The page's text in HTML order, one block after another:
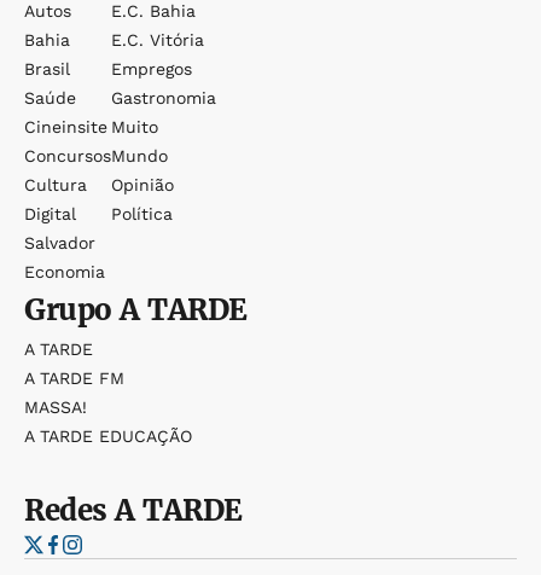
Autos
Bahia
Brasil
Saúde
Cineinsite
Concursos
Cultura
Digital
Salvador
Economia
E.c. Bahia
E.c. Vitória
Empregos
Gastronomia
Muito
Mundo
Opinião
Política
GrupoA TARDE
A TARDE
A TARDE FM
MASSA!
A TARDE EDUCAÇÃO
RedesA TARDE